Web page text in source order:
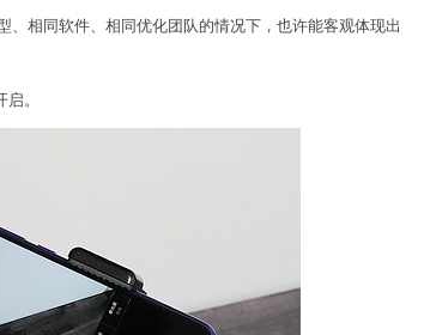
相同软件、相同优化团队的情况下，也许能客观体现出
。